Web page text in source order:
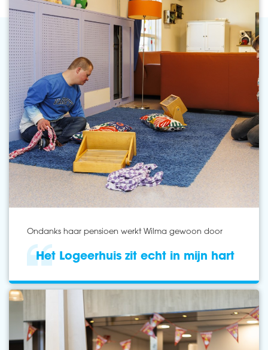
Ondanks haar pensioen werkt Wilma gewoon door
Het Logeerhuis zit echt in mijn hart